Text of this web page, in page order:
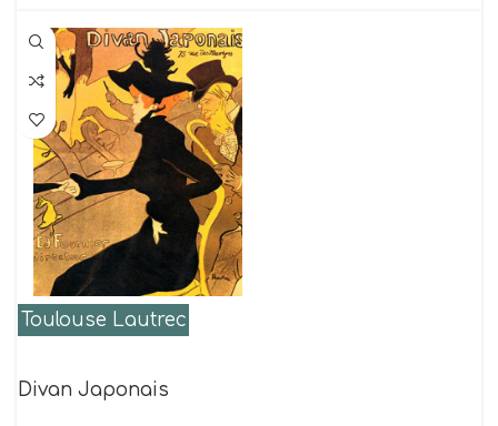
Toulouse Lautrec
Divan Japonais